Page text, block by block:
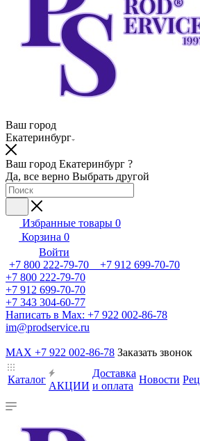
Ваш город
Екатеринбург
Ваш город Екатеринбург ?
Да, все верно Выбрать другой
Избранные товары 0
Корзина 0
Войти
+7 800 222-79-70 +7 912 699-70-70
+7 800 222-79-70
+7 912 699-70-70
+7 343 304-60-77
Написать в Max: +7 922 002-86-78
im@prodservice.ru
MAX +7 922 002-86-78 Заказать звонок
Каталог
АКЦИИ
Доставка
и оплата
Новости